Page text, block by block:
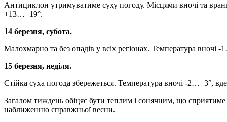
Антициклон утримуватиме суху погоду. Місцями вночі та
+13…+19°.
14 березня, субота.
Малохмарно та без опадів у всіх регіонах. Температура вночі
15 березня, неділя.
Стійка суха погода збережеться. Температура вночі -2…+3°,
Загалом тиждень обіцяє бути теплим і сонячним, що сприятиме
наближенню справжньої весни.